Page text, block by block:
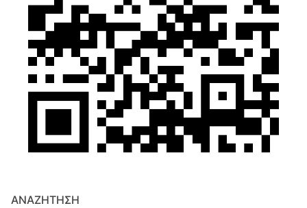
ΑΝΑΖΉΤΗΣΗ